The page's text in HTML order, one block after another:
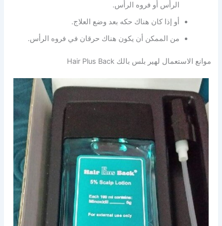
الرأس أو فروه الرأس.
أو إذا كان هناك حكه بعد وضع العلاج.
من الممكن أن يكون هناك حرقان في فروه الرأس.
موانع الاستعمال لهير بلس بالك Hair Plus Back